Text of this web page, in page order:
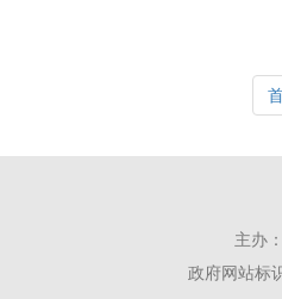
主办
政府网站标